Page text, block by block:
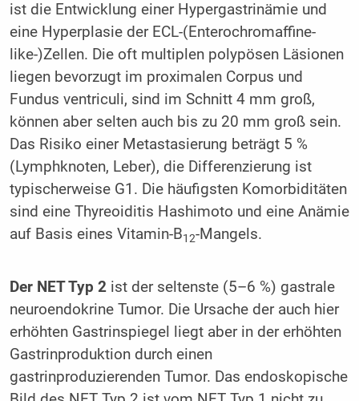
ist die Entwicklung einer Hypergastrinämie und
eine Hyperplasie der ECL-(Enterochromaffine-
like-)Zellen. Die oft multiplen polypösen Läsionen
liegen bevorzugt im proximalen Corpus und
Fundus ventriculi, sind im Schnitt 4 mm groß,
können aber selten auch bis zu 20 mm groß sein.
Das Risiko einer Metastasierung beträgt 5 %
(Lymphknoten, Leber), die Differenzierung ist
typischerweise G1. Die häufigsten Komorbiditäten
sind eine Thyreoiditis Hashimoto und eine Anämie
auf Basis eines Vitamin-B12-Mangels.
Der NET Typ 2ist der seltenste (5–6 %) gastrale
neuroendokrine Tumor. Die Ursache der auch hier
erhöhten Gastrinspiegel liegt aber in der erhöhten
Gastrinproduktion durch einen
gastrinproduzierenden Tumor. Das endoskopische